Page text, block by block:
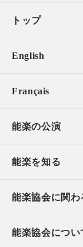
トップ
English
Français
能楽の公演
能楽を知る
能楽協会に関わ
能楽協会につい